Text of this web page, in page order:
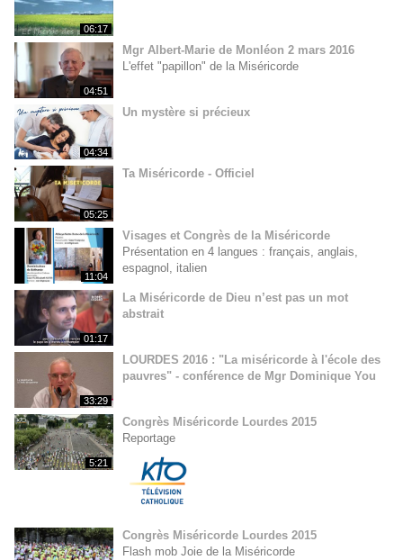
06:17
04:51
Mgr Albert-Marie de Monléon 2 mars 2016
L'effet "papillon" de la Miséricorde
04:34
Un mystère si précieux
05:25
Ta Miséricorde - Officiel
11:04
Visages et Congrès de la Miséricorde
Présentation en 4 langues : français, anglais,
espagnol, italien
01:17
La Miséricorde de Dieu n’est pas un mot
abstrait
33:29
LOURDES 2016 : "La miséricorde à l'école des
pauvres" - conférence de Mgr Dominique You
5:21
Congrès Miséricorde Lourdes 2015
Reportage
Congrès Miséricorde Lourdes 2015
Flash mob Joie de la Miséricorde